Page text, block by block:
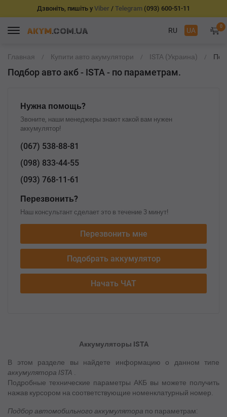
Дзвоніть, пишіть у Viber / Telegram (093) 600-51-11
RU UA 0
Главная Купити авто акумулятори ISTA (Украина)
Подбор авто акб - ISTA - по параметрам.
Нужна помощь?
Звоните, наши менеджеры знают какой вам нужен
аккумулятор!
(067) 538-88-81
(098) 833-44-55
(093) 768-11-61
Перезвонить?
Наш консультант сделает это в течение 3 минут!
Перезвонить мне
Подобрать аккумулятор
Начать ЧАТ
Аккумуляторы ISTA
В этом разделе вы найдете информацию о данном типе
аккумулятора ISTA .
Подробные технические параметры АКБ вы можете получить
нажав курсором на соответствующие номенклатурный номер.
Подбор автомобильного аккумулятора по параметрам: